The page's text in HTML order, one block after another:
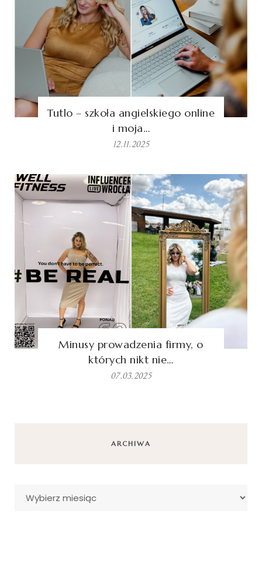
Tutlo – szkoła angielskiego online
i moja…
12.11.2025
Minusy prowadzenia firmy, o
których nikt nie…
07.03.2025
ARCHIWA